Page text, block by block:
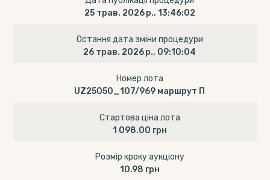
25 трав. 2026 р., 13:46:02
Остання дата зміни процедури
26 трав. 2026 р., 09:10:04
Номер лота
UZ25050_107/969 маршрут П
Стартова ціна лота
1 098.00 грн
Розмір кроку аукціону
10.98 грн